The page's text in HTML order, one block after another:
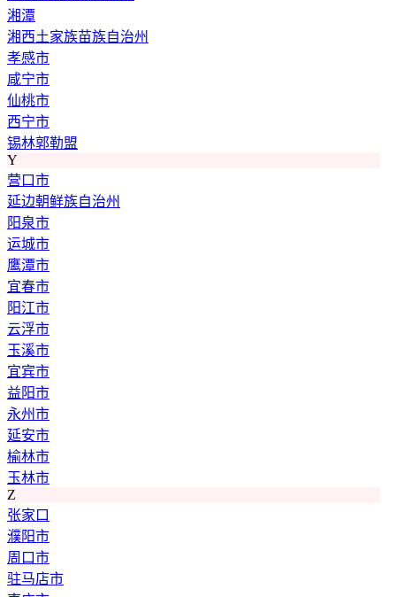
湘潭
湘西土家族苗族自治州
孝感市
咸宁市
仙桃市
西宁市
锡林郭勒盟
Y
营口市
延边朝鲜族自治州
阳泉市
运城市
鹰潭市
宜春市
阳江市
云浮市
玉溪市
宜宾市
益阳市
永州市
延安市
榆林市
玉林市
Z
张家口
濮阳市
周口市
驻马店市